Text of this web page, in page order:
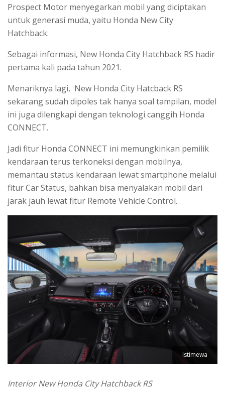
Prospect Motor menyegarkan mobil yang diciptakan
untuk generasi muda, yaitu Honda New City
Hatchback.
Sebagai informasi, New Honda City Hatchback RS hadir
pertama kali pada tahun 2021.
Menariknya lagi, New Honda City Hatcback RS
sekarang sudah dipoles tak hanya soal tampilan, model
ini juga dilengkapi dengan teknologi canggih Honda
CONNECT.
Jadi fitur Honda CONNECT ini memungkinkan pemilik
kendaraan terus terkoneksi dengan mobilnya,
memantau status kendaraan lewat smartphone melalui
fitur Car Status, bahkan bisa menyalakan mobil dari
jarak jauh lewat fitur Remote Vehicle Control.
Istimewa
Interior New Honda City Hatchback RS